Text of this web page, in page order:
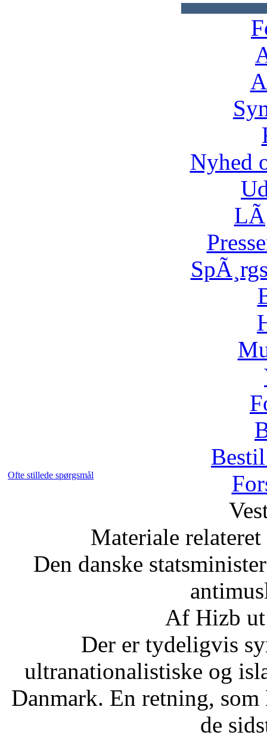
Nyhed
Ofte stillede spørgsmål
Materiale
Den danske
Af Hizb
Der er tydeligvis
ultranationalistiske og
Danmark. En retning,
de